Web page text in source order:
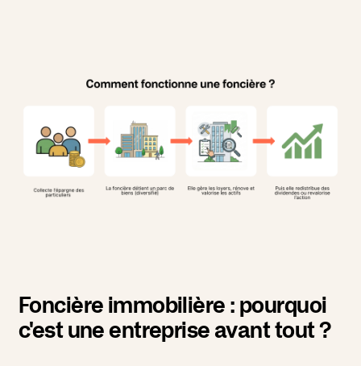
Foncière immobilière : pourquoi
c'est une entreprise avant tout ?